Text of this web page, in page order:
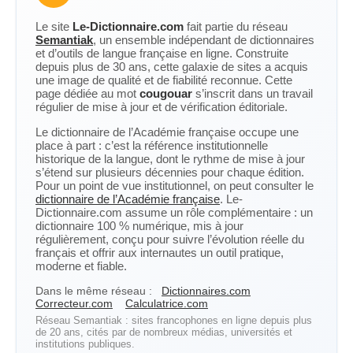
Le site Le-Dictionnaire.com fait partie du réseau
Semantiak, un ensemble indépendant de dictionnaires
et d’outils de langue française en ligne. Construite
depuis plus de 30 ans, cette galaxie de sites a acquis
une image de qualité et de fiabilité reconnue. Cette
page dédiée au mot cougouar s’inscrit dans un travail
régulier de mise à jour et de vérification éditoriale.
Le dictionnaire de l’Académie française occupe une
place à part : c’est la référence institutionnelle
historique de la langue, dont le rythme de mise à jour
s’étend sur plusieurs décennies pour chaque édition.
Pour un point de vue institutionnel, on peut consulter le
dictionnaire de l’Académie française. Le-
Dictionnaire.com assume un rôle complémentaire : un
dictionnaire 100 % numérique, mis à jour
régulièrement, conçu pour suivre l’évolution réelle du
français et offrir aux internautes un outil pratique,
moderne et fiable.
Dans le même réseau :
Dictionnaires.com
Correcteur.com
Calculatrice.com
Réseau Semantiak : sites francophones en ligne depuis plus
de 20 ans, cités par de nombreux médias, universités et
institutions publiques.